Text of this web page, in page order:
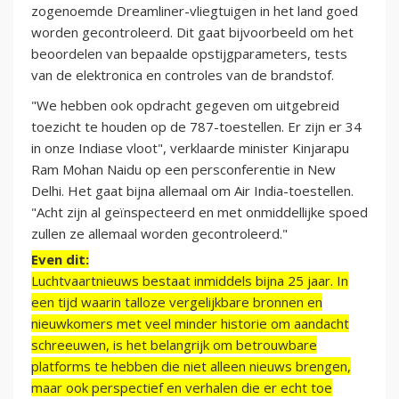
zogenoemde Dreamliner-vliegtuigen in het land goed
worden gecontroleerd. Dit gaat bijvoorbeeld om het
beoordelen van bepaalde opstijgparameters, tests
van de elektronica en controles van de brandstof.
"We hebben ook opdracht gegeven om uitgebreid
toezicht te houden op de 787-toestellen. Er zijn er 34
in onze Indiase vloot", verklaarde minister Kinjarapu
Ram Mohan Naidu op een persconferentie in New
Delhi. Het gaat bijna allemaal om Air India-toestellen.
"Acht zijn al geïnspecteerd en met onmiddellijke spoed
zullen ze allemaal worden gecontroleerd."
Even dit:
Luchtvaartnieuws bestaat inmiddels bijna 25 jaar. In
een tijd waarin talloze vergelijkbare bronnen en
nieuwkomers met veel minder historie om aandacht
schreeuwen, is het belangrijk om betrouwbare
platforms te hebben die niet alleen nieuws brengen,
maar ook perspectief en verhalen die er echt toe